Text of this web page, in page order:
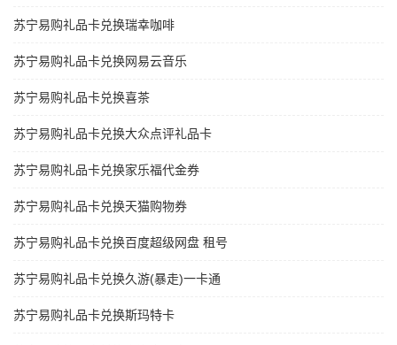
苏宁易购礼品卡兑换瑞幸咖啡
苏宁易购礼品卡兑换网易云音乐
苏宁易购礼品卡兑换喜茶
苏宁易购礼品卡兑换大众点评礼品卡
苏宁易购礼品卡兑换家乐福代金券
苏宁易购礼品卡兑换天猫购物券
苏宁易购礼品卡兑换百度超级网盘 租号
苏宁易购礼品卡兑换久游(暴走)一卡通
苏宁易购礼品卡兑换斯玛特卡